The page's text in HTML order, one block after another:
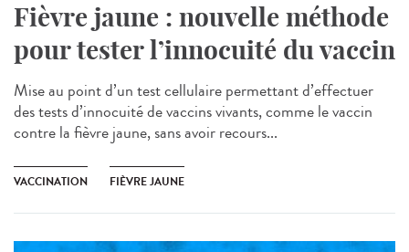
Fièvre jaune : nouvelle méthode
pour tester l’innocuité du vaccin
Mise au point d’un test cellulaire permettant d’effectuer
des tests d’innocuité de vaccins vivants, comme le vaccin
contre la fièvre jaune, sans avoir recours...
VACCINATION FIÈVRE JAUNE